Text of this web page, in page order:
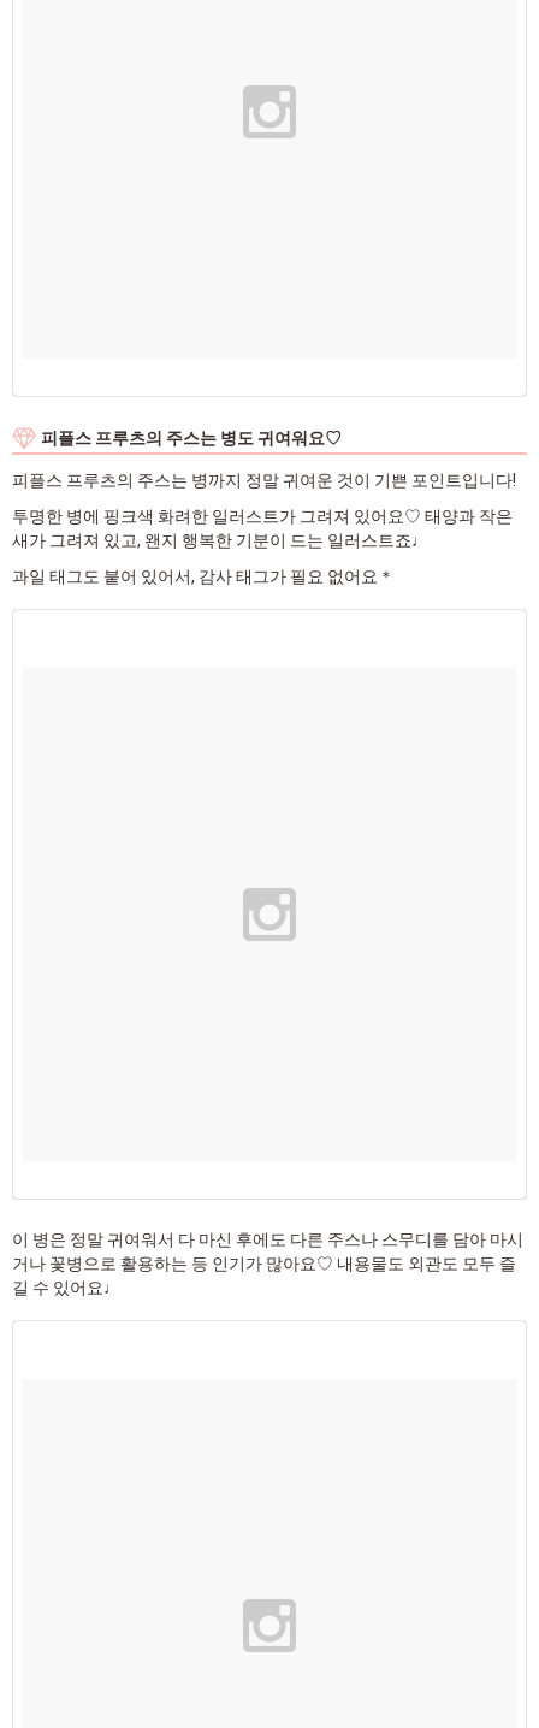
피플스 프루츠의 주스는 병도 귀여워요♡
피플스 프루츠의 주스는 병까지 정말 귀여운 것이 기쁜 포인트입니다!
투명한 병에 핑크색 화려한 일러스트가 그려져 있어요♡ 태양과 작은
새가 그려져 있고, 왠지 행복한 기분이 드는 일러스트죠♩
과일 태그도 붙어 있어서, 감사 태그가 필요 없어요＊
이 병은 정말 귀여워서 다 마신 후에도 다른 주스나 스무디를 담아 마시
거나 꽃병으로 활용하는 등 인기가 많아요♡ 내용물도 외관도 모두 즐
길 수 있어요♩